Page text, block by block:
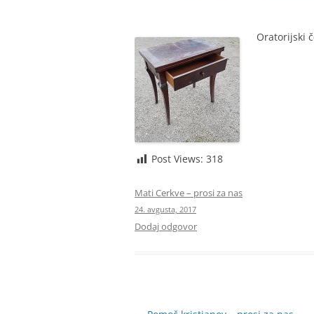
ODRASLI SKAVTI – CELJSKE
ZVERINICE
ŽUPNIJSKI GOSPODARSKI SVET
FRANČIŠKOVI OTROCI
MOŽJE SVETEGA JOŽEFA
Oratorijski
Post Views: 318
Mati Cerkve – prosi za nas
24. avgusta, 2017
Dodaj odgovor